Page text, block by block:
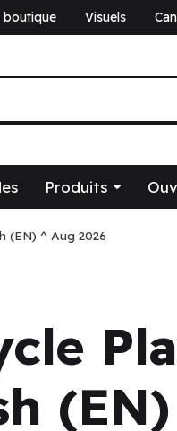
boutique Visuels
Produits
(EN) ^ Aug 2026